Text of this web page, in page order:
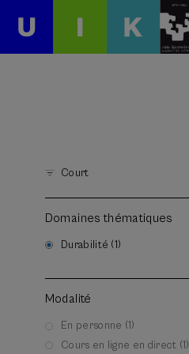
Court
Domaines thématiques
Durabilité (1)
Modalité
En personne (1)
Cours en ligne en direct (1)